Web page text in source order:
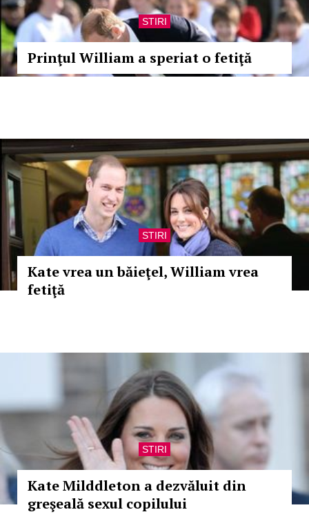
STIRI
Prinţul William a speriat o fetiţă
STIRI
Kate vrea un băieţel, William vrea
fetiţă
STIRI
Kate Milddleton a dezvăluit din
greşeală sexul copilului